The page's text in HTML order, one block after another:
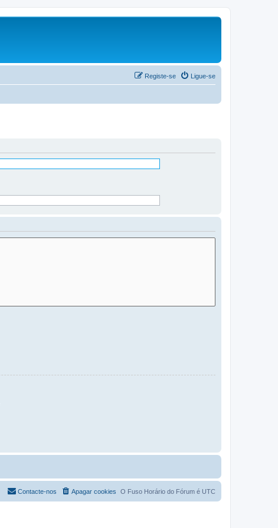
Ligue-se
Registe-se
O Fuso Horário do Fórum é UTC
Apagar cookies
Contacte-nos